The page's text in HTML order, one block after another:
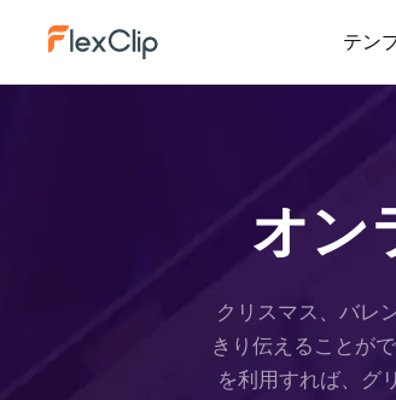
テン
オン
クリスマス、バレ
きり伝えることが
を利用すれば、グ